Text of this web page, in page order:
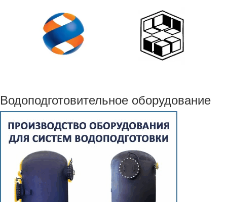
Водоподготовительное оборудование